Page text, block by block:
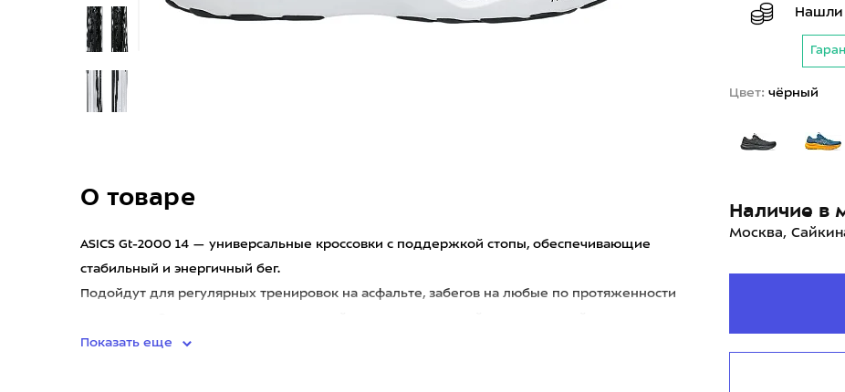
О товаре
ASICS Gt-2000 14 — универсальные кроссовки с поддержкой стопы, обеспечивающие
стабильный и энергичный бег.
Подойдут для регулярных тренировок на асфальте, забегов на любые по протяженности
Показать еще
Нашли
Цвет: чёрный
Наличие в
Москва,